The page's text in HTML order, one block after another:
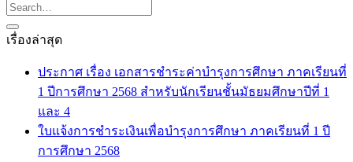
เรื่องล่าสุด
ประกาศ เรื่อง เอกสารชำระค่าบำรุงการศึกษา ภาคเรียนที่
1 ปีการศึกษา 2568 สำหรับนักเรียนชั้นมัธยมศึกษาปีที่ 1
และ 4
ใบแจ้งการชำระเงินเพื่อบำรุงการศึกษา ภาคเรียนที่ 1 ปี
การศึกษา 2568